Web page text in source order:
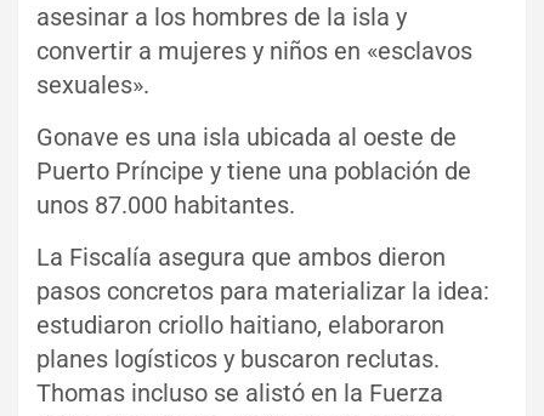
asesinar a los hombres de la isla y
convertir a mujeres y niños en «esclavos
sexuales».
Gonave es una isla ubicada al oeste de
Puerto Príncipe y tiene una población de
unos 87.000 habitantes.
La Fiscalía asegura que ambos dieron
pasos concretos para materializar la idea:
estudiaron criollo haitiano, elaboraron
planes logísticos y buscaron reclutas.
Thomas incluso se alistó en la Fuerza